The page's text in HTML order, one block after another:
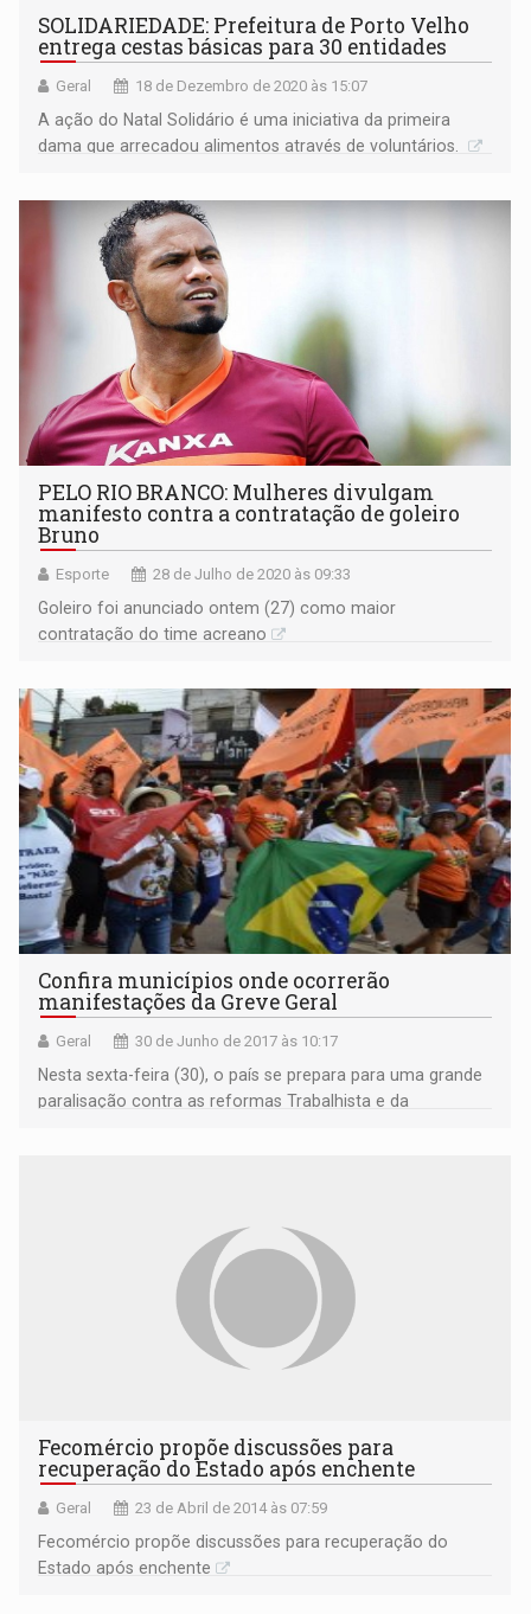
SOLIDARIEDADE: Prefeitura de Porto Velho
entrega cestas básicas para 30 entidades
Geral 18 de Dezembro de 2020 às 15:07
A ação do Natal Solidário é uma iniciativa da primeira
dama que arrecadou alimentos através de voluntários.
PELO RIO BRANCO: Mulheres divulgam
manifesto contra a contratação de goleiro
Bruno
Esporte 28 de Julho de 2020 às 09:33
Goleiro foi anunciado ontem (27) como maior
contratação do time acreano
Confira municípios onde ocorrerão
manifestações da Greve Geral
Geral 30 de Junho de 2017 às 10:17
Nesta sexta-feira (30), o país se prepara para uma grande
paralisação contra as reformas Trabalhista e da
Fecomércio propõe discussões para
recuperação do Estado após enchente
Geral 23 de Abril de 2014 às 07:59
Fecomércio propõe discussões para recuperação do
Estado após enchente